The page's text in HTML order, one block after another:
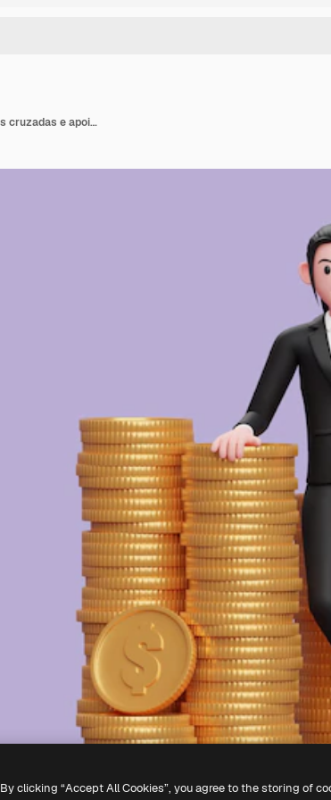
Mulher de negócios em um terno preto em pé com as pernas cruzadas e apoiando-se na pilha de moedas
By clicking “Accept All Cookies”, you agree to the storing of